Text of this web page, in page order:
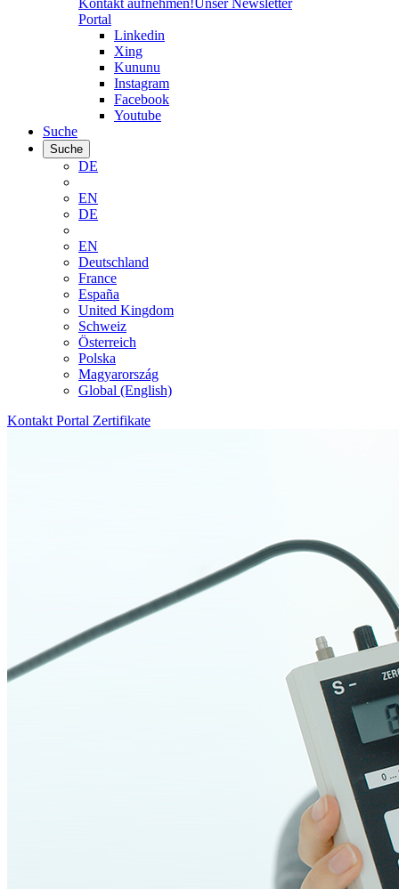
Kontakt aufnehmen!Unser Newsletter
Portal
Linkedin
Xing
Kununu
Instagram
Facebook
Youtube
Suche
Suche
DE
EN
DE
EN
Deutschland
France
España
United Kingdom
Schweiz
Österreich
Polska
Magyarország
Global (English)
Kontakt Portal Zertifikate